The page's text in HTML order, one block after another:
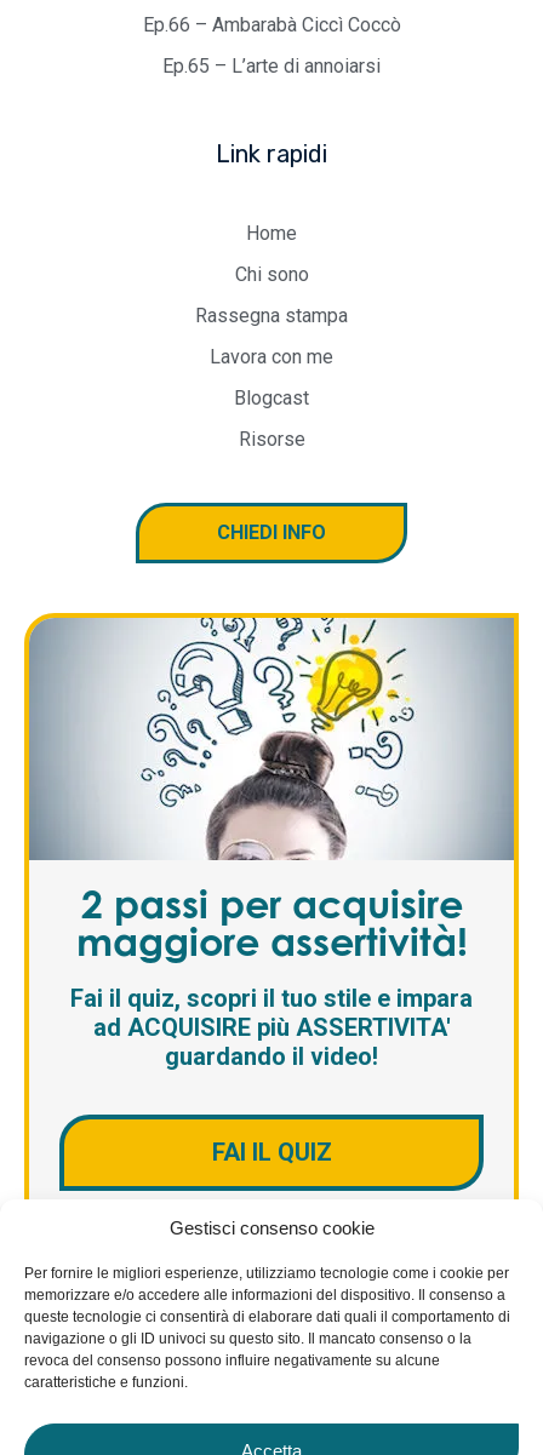
Gestisci consenso cookie
Per fornire le migliori esperienze, utilizziamo tecnologie come i cookie per
memorizzare e/o accedere alle informazioni del dispositivo. Il consenso a
queste tecnologie ci consentirà di elaborare dati quali il comportamento di
navigazione o gli ID univoci su questo sito. Il mancato consenso o la
revoca del consenso possono influire negativamente su alcune
caratteristiche e funzioni.
Accetta
Ep.66 – Ambarabà Ciccì Coccò
Ep.65 – L’arte di annoiarsi
Link rapidi
Home
Chi sono
Rassegna stampa
Lavora con me
Blogcast
Risorse
CHIEDI INFO
2 passi per acquisire
maggiore assertività!
Fai il quiz, scopri il tuo stile e impara
ad ACQUISIRE più ASSERTIVITA'
guardando il video!
FAI IL QUIZ
Credits
© 2026 Studio Paladino. All rights reserved.
Made in Ticino, Switzerland by